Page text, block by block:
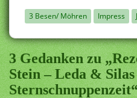
3 Besen/ Möhren Impress
3 Gedanken zu
Stein – Leda & Silas